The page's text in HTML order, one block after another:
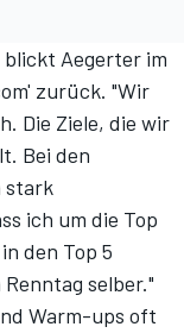
blickt Aegerter im
zurück. "Wir
Die Ziele, die wir
Bei den
stark
ich um die Top
den Top 5
selber."
Warm-ups oft